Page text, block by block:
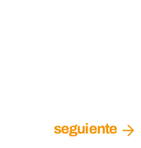
seguiente